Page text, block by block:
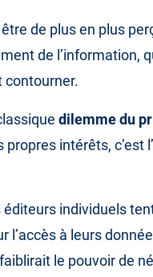
de plus en plus
de l’information,
contourner.
dilemme du
intérêts, c’est
individuels
l’accès à leurs
le pouvoir de